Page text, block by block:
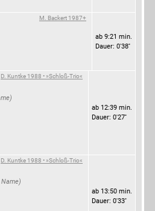
M. Backert 1987+
ab 9:21 min.
Dauer: 0'38''
D. Kuntke 1988 • »Schloß-Trio«
ab 12:39 min.
Dauer: 0'27''
D. Kuntke 1988 • »Schloß-Trio«
ab 13:50 min.
Dauer: 0'33''